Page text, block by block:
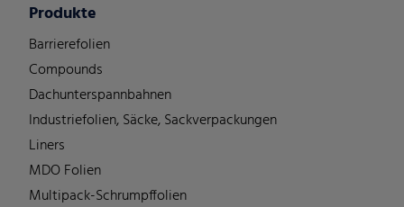
Produkte
Barrierefolien
Compounds
Dachunterspannbahnen
Industriefolien, Säcke, Sackverpackungen
Liners
MDO Folien
Multipack-Schrumpffolien